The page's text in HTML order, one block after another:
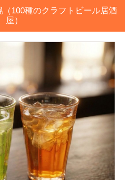
100種のクラフトビール居酒
屋）